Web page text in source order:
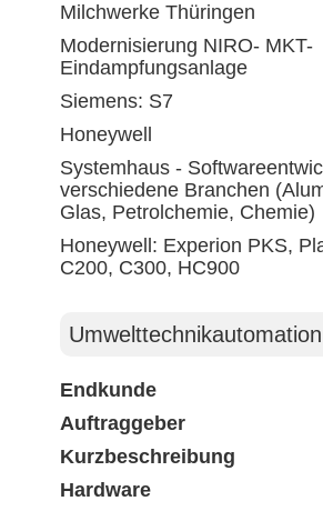
Milchwerke Thüringen
Modernisierung NIRO- MKT-
Eindampfungsanlage
Siemens: S7
Honeywell
Systemhaus -
verschiedene Branchen
Glas, Petrolchemie, Chemie)
Honeywell: Experion PKS,
C200, C300, HC900
Endkunde
Auftraggeber
Kurzbeschreibung
Hardware